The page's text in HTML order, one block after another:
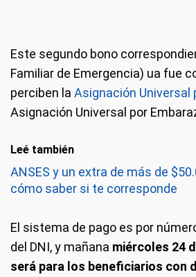
Este segundo bono
Familiar de Emergencia) ua fue
perciben la Asignación Universal
Asignación Universal por
Leé también
ANSES y un extra de más de
cómo saber si te corresponde
El sistema de pago es por
del DNI, y mañana miércoles 24
será para los beneficiarios con